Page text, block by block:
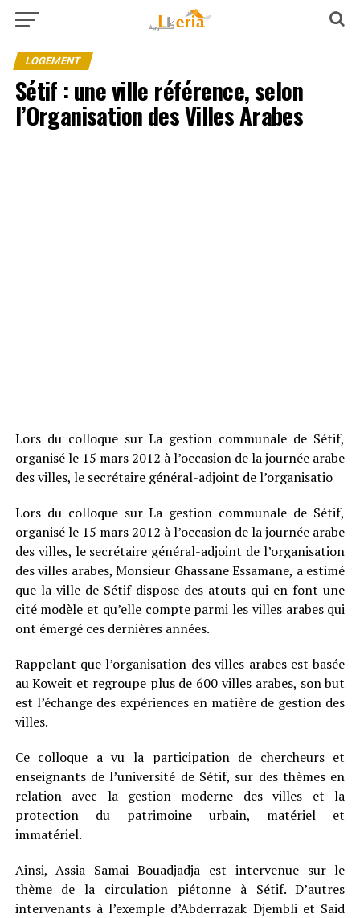
LOGEMENT
Sétif : une ville référence, selon
l’Organisation des Villes Arabes
Lors du colloque sur La gestion communale de Sétif,
organisé le 15 mars 2012 à l’occasion de la journée arabe
des villes, le secrétaire général-adjoint de l’organisatio
Lors du colloque sur La gestion communale de Sétif,
organisé le 15 mars 2012 à l’occasion de la journée arabe
des villes, le secrétaire général-adjoint de l’organisation
des villes arabes, Monsieur Ghassane Essamane, a estimé
que la ville de Sétif dispose des atouts qui en font une
cité modèle et qu’elle compte parmi les villes arabes qui
ont émergé ces dernières années.
Rappelant que l’organisation des villes arabes est basée
au Koweit et regroupe plus de 600 villes arabes, son but
est l’échange des expériences en matière de gestion des
villes.
Ce colloque a vu la participation de chercheurs et
enseignants de l’université de Sétif, sur des thèmes en
relation avec la gestion moderne des villes et la
protection du patrimoine urbain, matériel et
immatériel.
Ainsi, Assia Samai Bouadjadja est intervenue sur le
thème de la circulation piétonne à Sétif. D’autres
intervenants à l’exemple d’Abderrazak Djembli et Said